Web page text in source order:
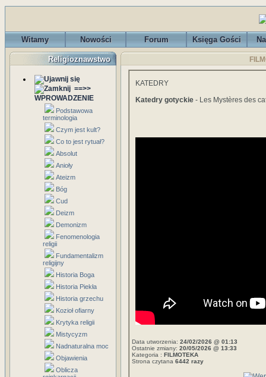
Witamy Nowości Forum Księga Gości
Religioznawstwo
==>>
WPROWADZENIE
Podstawowa
terminologia
Czym jest kult?
Co to jest rytuał?
Absolut
Anioły
Ateizm
Bóg
Cud
Deizm
Demonizm
Fenomenologia
religii
Fundamentalizm
religijny
Historia Boga
Historia Piekła
Historia grzechu
Kozioł ofiarny
Krytyka religii
Mistycyzm
Nadnaturalna moc
Objawienia
Oblicza
KATEDRY
Katedry gotyckie - Les Mystères des
Data utworzenia: 24/02/2026 @ 01:13
Ostatnie zmiany: 20/05/2026 @ 13:33
Kategoria : FILMOTEKA
Strona czytana 6442 razy